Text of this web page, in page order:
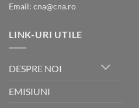
Email: cna@cna.ro
LINK-URI UTILE
DESPRE NOI
EMISIUNI